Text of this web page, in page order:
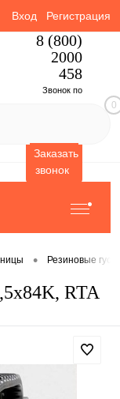
Вход Регистрация
8 (800)
2000
458
Звонок по
Заказать
звонок
0
• Резиновые
RTA